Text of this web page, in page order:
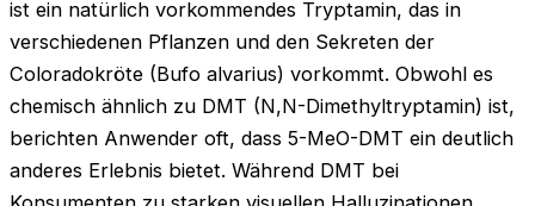
ist ein natürlich vorkommendes Tryptamin, das in
verschiedenen Pflanzen und den Sekreten der
Coloradokröte (Bufo alvarius) vorkommt. Obwohl es
chemisch ähnlich zu DMT (N,N-Dimethyltryptamin) ist,
berichten Anwender oft, dass 5-MeO-DMT ein deutlich
anderes Erlebnis bietet. Während DMT bei